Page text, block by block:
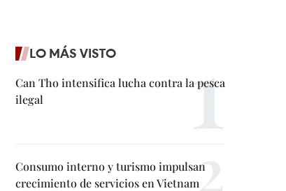
LO MÁS VISTO
Can Tho intensifica lucha contra la pesca
ilegal
Consumo interno y turismo impulsan
crecimiento de servicios en Vietnam